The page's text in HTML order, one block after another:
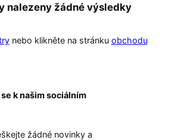
nalezeny žádné výsledky
nebo klikněte na stránku obchodu
k našim sociálním
žádné novinky a